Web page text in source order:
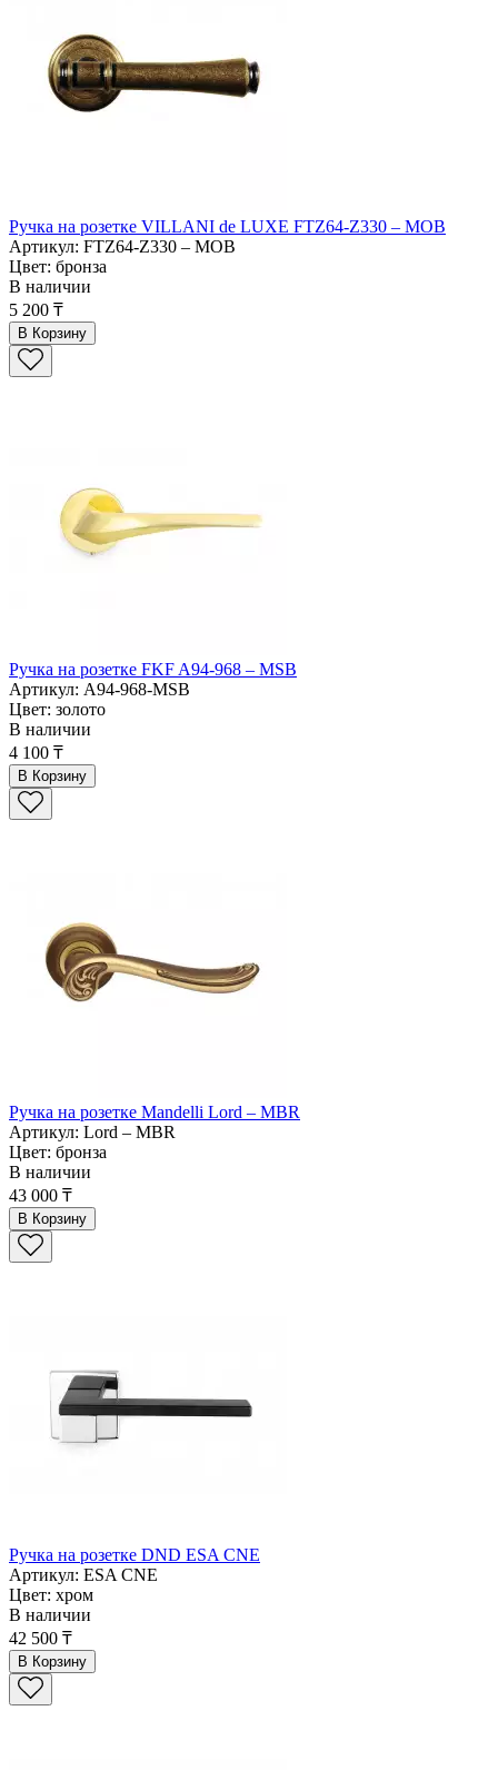
Ручка на розетке VILLANI de LUXE FTZ64-Z330 – MOB
Артикул: FTZ64-Z330 – MOB
Цвет: бронза
В наличии
5 200 ₸
В Корзину
Ручка на розетке FKF A94-968 – MSB
Артикул: A94-968-MSB
Цвет: золото
В наличии
4 100 ₸
В Корзину
Ручка на розетке Mandelli Lord – MBR
Артикул: Lord – MBR
Цвет: бронза
В наличии
43 000 ₸
В Корзину
Ручка на розетке DND ESA CNE
Артикул: ESA CNE
Цвет: хром
В наличии
42 500 ₸
В Корзину